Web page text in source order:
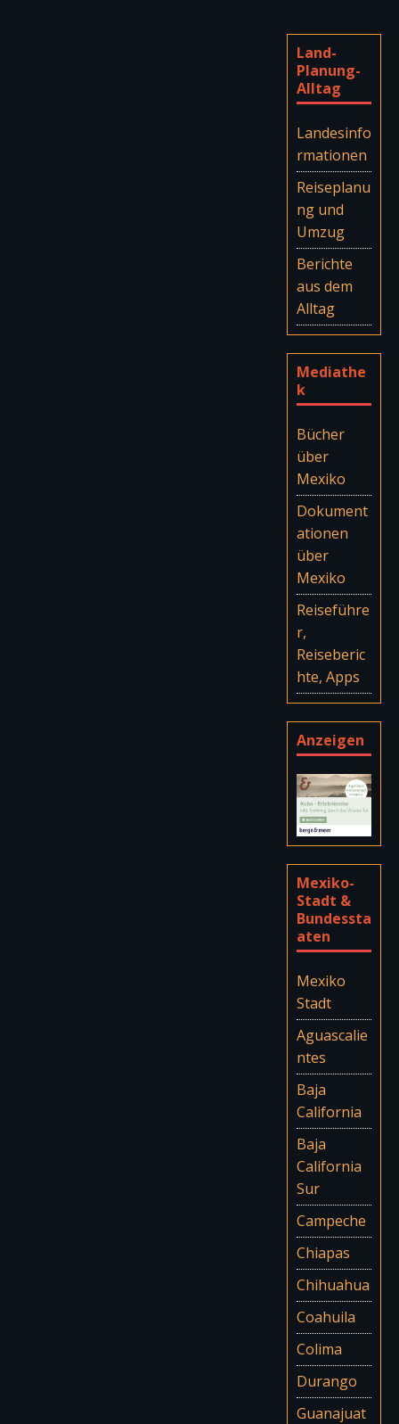
Land-
Planung-
Alltag
Landesinfo
rmationen
Reiseplanu
ng und
Umzug
Berichte
aus dem
Alltag
Mediathe
k
Bücher
über
Mexiko
Dokument
ationen
über
Mexiko
Reiseführe
r,
Reiseberic
hte, Apps
Anzeigen
Mexiko-
Stadt &
Bundessta
aten
Mexiko
Stadt
Aguascalie
ntes
Baja
California
Baja
California
Sur
Campeche
Chiapas
Chihuahua
Coahuila
Colima
Durango
Guanajuat